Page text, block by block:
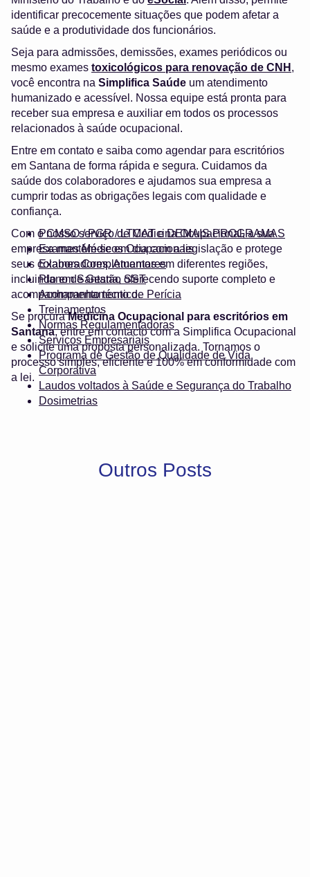
identificar precocemente situações que podem afetar a
saúde e a produtividade dos funcionários.
Seja para admissões, demissões, exames periódicos ou
mesmo exames toxicológicos para renovação de CNH ,
você encontra na Simplifica Saúde um atendimento
humanizado e acessível. Nossa equipe está pronta para
receber sua empresa e auxiliar em todos os processos
relacionados à saúde ocupacional.
Entre em contato e saiba como agendar para escritórios
em Santana de forma rápida e segura. Cuidamos da
saúde dos colaboradores e ajudamos sua empresa a
cumprir todas as obrigações legais com qualidade e
confiança.
PCMSO / PGR / LTCAT e DEMAIS PROGRAMAS
Exames Médicos Ocupacionais
Exames Complementares
Plano de Gestão SST
Acompanhamento de Perícia
Treinamentos
Normas Regulamentadoras
Serviços Empresariais
Programa de Gestão de Qualidade de Vida
Corporativa
Laudos voltados à Saúde e Segurança do Trabalho
Dosimetrias
Com o nosso serviço de Medicina Ocupacional, a sua
empresa mantém-se em dia com a legislação e protege
seus colaboradores. Atuamos em diferentes regiões,
incluindo em Santana, oferecendo suporte completo e
acompanhamento técnico.
Se procuraMedicina Ocupacional para escritórios em
Santana, entre em contacto com a Simplifica Ocupacional
e solicite uma proposta personalizada. Tornamos o
processo simples, eficiente e 100% em conformidade com
a lei.
Outros Posts